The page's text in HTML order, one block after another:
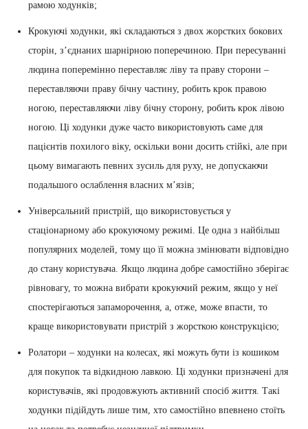
рамою ходунків;
Крокуючі ходунки, які складаються з двох жорстких бокових
сторін, з’єднаних шарнірною поперечиною. При пересуванні
людина поперемінно переставляє ліву та праву сторони –
переставляючи праву бічну частину, робить крок правою
ногою, переставляючи ліву бічну сторону, робить крок лівою
ногою. Ці ходунки дуже часто використовують саме для
пацієнтів похилого віку, оскільки вони досить стійкі, але при
цьому вимагають певних зусиль для руху, не допускаючи
подальшого ослаблення власних м’язів;
Універсальний пристрій, що використовується у
стаціонарному або крокуючому режимі. Це одна з найбільш
популярних моделей, тому що її можна змінювати відповідно
до стану користувача. Якщо людина добре самостійно зберігає
рівновагу, то можна вибрати крокуючий режим, якщо у неї
спостерігаються запаморочення, а, отже, може впасти, то
краще використовувати пристрій з жорсткою конструкцією;
Ролатори – ходунки на колесах, які можуть бути із кошиком
для покупок та відкидною лавкою. Ці ходунки призначені для
користувачів, які продовжують активний спосіб життя. Такі
ходунки підійдуть лише тим, хто самостійно впевнено стоїть